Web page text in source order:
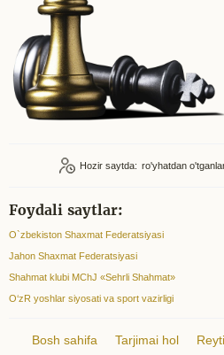
Hozir saytda: ro'yhatdan
Foydali saytlar:
O`zbekiston Shaxmat Federatsiyasi
Jahon Shaxmat Federatsiyasi
Shahmat klubi MChJ «Sehrli Shahmat»
O‘zR yoshlar siyosati va sport vazirligi
Bosh sahifa Tarjimai hol